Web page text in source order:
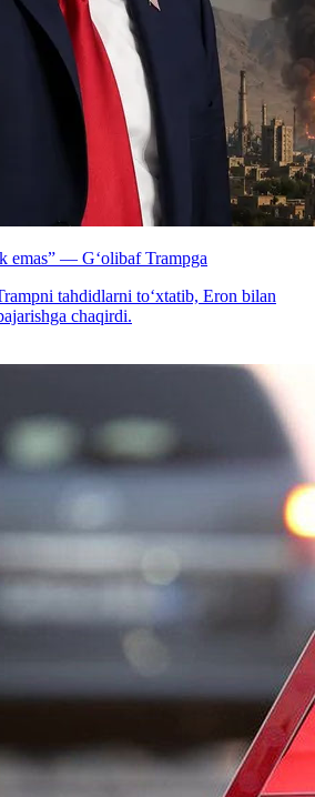
emas” — G‘olibaf Trampga
tahdidlarni to‘xtatib, Eron bilan
chaqirdi.